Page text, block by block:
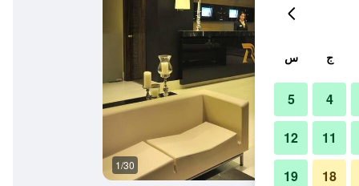
1/30
ج س
4
5
11
12
18
19